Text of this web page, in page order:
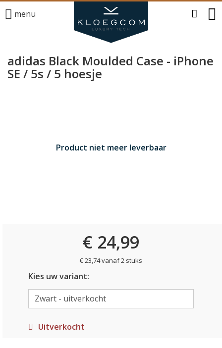
menu
adidas Black Moulded Case - iPhone
SE / 5s / 5 hoesje
Product niet meer leverbaar
€ 24,99
€ 23,74 vanaf 2 stuks
Kies uw variant:
Uitverkocht